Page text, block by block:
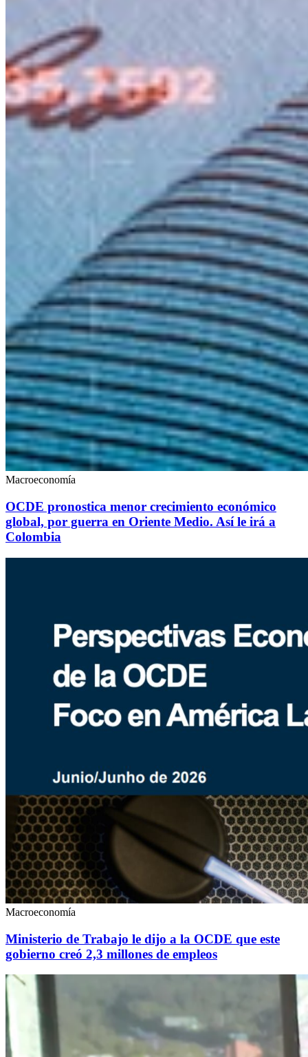
Macroeconomía
OCDE pronostica menor crecimiento económico
global, por guerra en Oriente Medio. Así le irá a
Colombia
Macroeconomía
Ministerio de Trabajo le dijo a la OCDE que este
gobierno creó 2,3 millones de empleos